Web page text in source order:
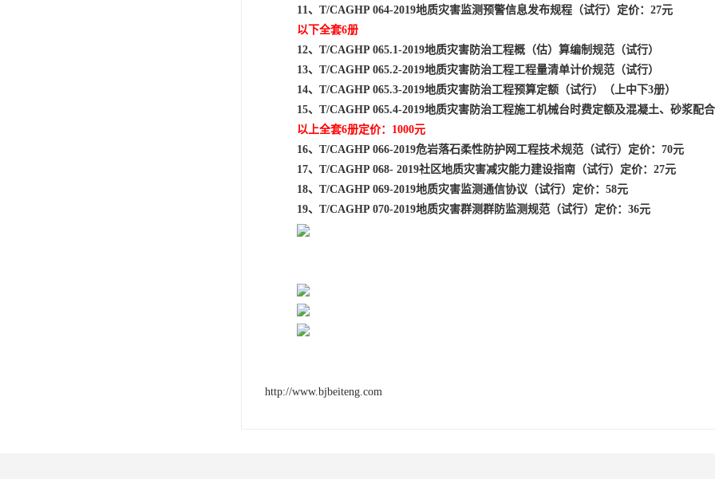
11、T/CAGHP 064-2019地质灾害监测预警信息发布规程（试行）定价：27元
以下全套6册
12、T/CAGHP 065.1-2019地质灾害防治工程概（估）算编制规范（试行）
13、T/CAGHP 065.2-2019地质灾害防治工程工程量清单计价规范（试行）
14、T/CAGHP 065.3-2019地质灾害防治工程预算定额（试行）（上中下3册）
15、T/CAGHP 065.4-2019地质灾害防治工程施工机械台时费定额及混凝土、砂浆配合
以上全套6册定价：1000元
16、T/CAGHP 066-2019危岩落石柔性防护网工程技术规范（试行）定价：70元
17、T/CAGHP 068- 2019社区地质灾害减灾能力建设指南（试行）定价：27元
18、T/CAGHP 069-2019地质灾害监测通信协议（试行）定价：58元
19、T/CAGHP 070-2019地质灾害群测群防监测规范（试行）定价：36元
http://www.bjbeiteng.com